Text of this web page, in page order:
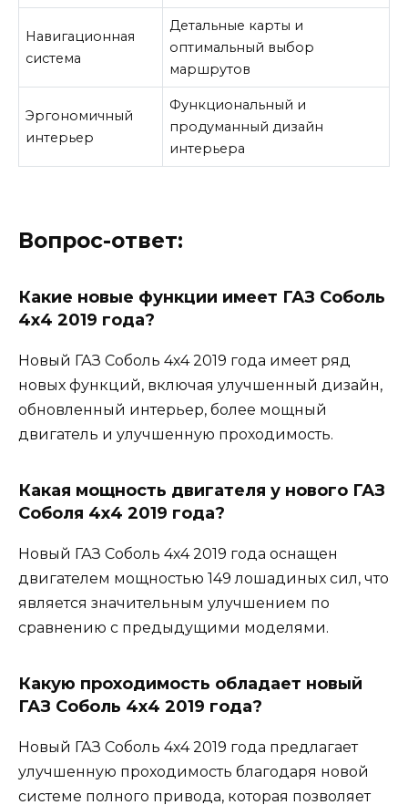
Навигационная
система
Детальные карты и
оптимальный выбор
маршрутов
Эргономичный
интерьер
Функциональный и
продуманный дизайн
интерьера
Вопрос-ответ:
Какие новые функции имеет ГАЗ Соболь
4х4 2019 года?
Новый ГАЗ Соболь 4х4 2019 года имеет ряд
новых функций, включая улучшенный дизайн,
обновленный интерьер, более мощный
двигатель и улучшенную проходимость.
Какая мощность двигателя у нового ГАЗ
Соболя 4х4 2019 года?
Новый ГАЗ Соболь 4х4 2019 года оснащен
двигателем мощностью 149 лошадиных сил, что
является значительным улучшением по
сравнению с предыдущими моделями.
Какую проходимость обладает новый
ГАЗ Соболь 4х4 2019 года?
Новый ГАЗ Соболь 4х4 2019 года предлагает
улучшенную проходимость благодаря новой
системе полного привода, которая позволяет